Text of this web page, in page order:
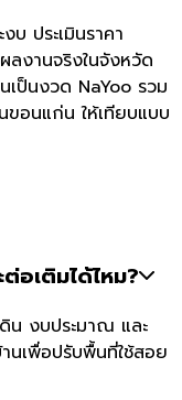
บ ประเมินราคา
ลงานจริงในจังหวัด
ป็นงวด NaYoo รวม
ขอนแก่น ให้เทียบแบบ
อเติมได้ไหม?
น งบประมาณ และ
นเพื่อปรับพื้นที่ใช้สอย